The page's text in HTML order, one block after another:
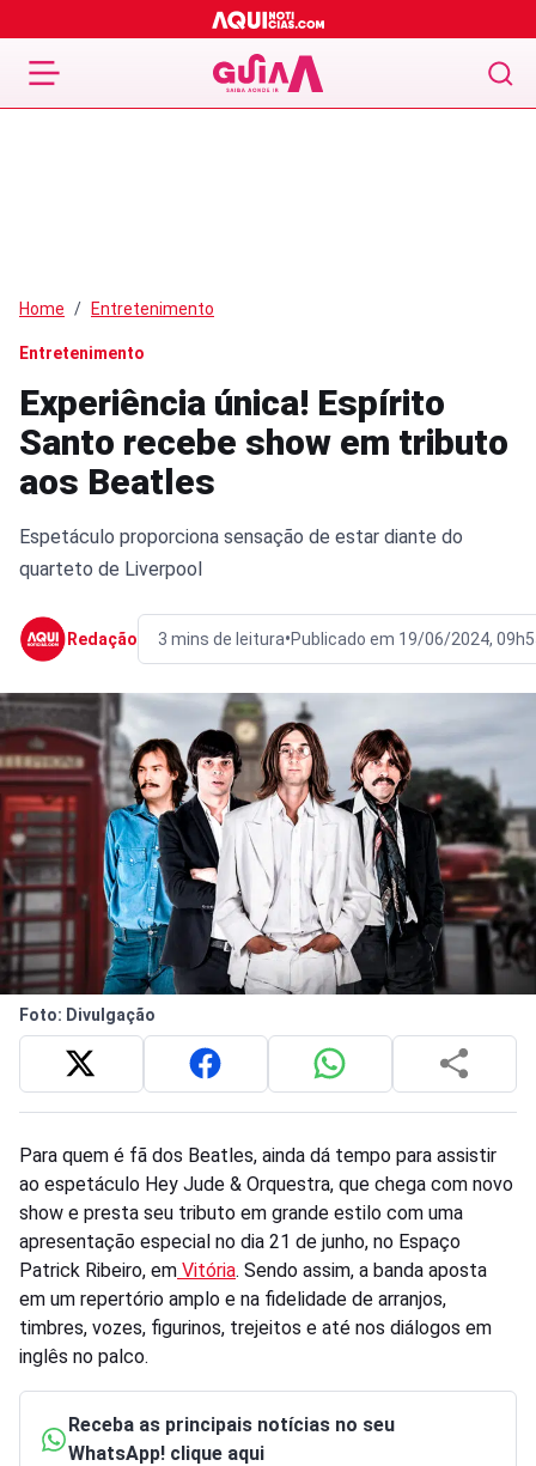
Home Entretenimento
Entretenimento
Experiência única! Espírito
Santo recebe show em tributo
aos Beatles
Espetáculo proporciona sensação de estar diante do
quarteto de Liverpool
Redação 3 mins de leitura•Publicado em 19/06/2024,
Foto: Divulgação
Para quem é fã dos Beatles, ainda dá tempo para assistir
ao espetáculo Hey Jude & Orquestra, que chega com novo
show e presta seu tributo em grande estilo com uma
apresentação especial no dia 21 de junho, no Espaço
Patrick Ribeiro, em Vitória. Sendo assim, a banda aposta
em um repertório amplo e na fidelidade de arranjos,
timbres, vozes, figurinos, trejeitos e até nos diálogos em
inglês no palco.
Receba as principais notícias no seu
WhatsApp! clique aqui